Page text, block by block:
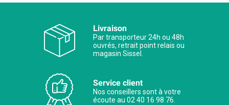
Livraison
Par transporteur 24h ou 48h
ouvrés, retrait point relais ou
magasin Sissel.
Service client
Nos conseillers sont à votre
écoute au 02 40 16 98 76.